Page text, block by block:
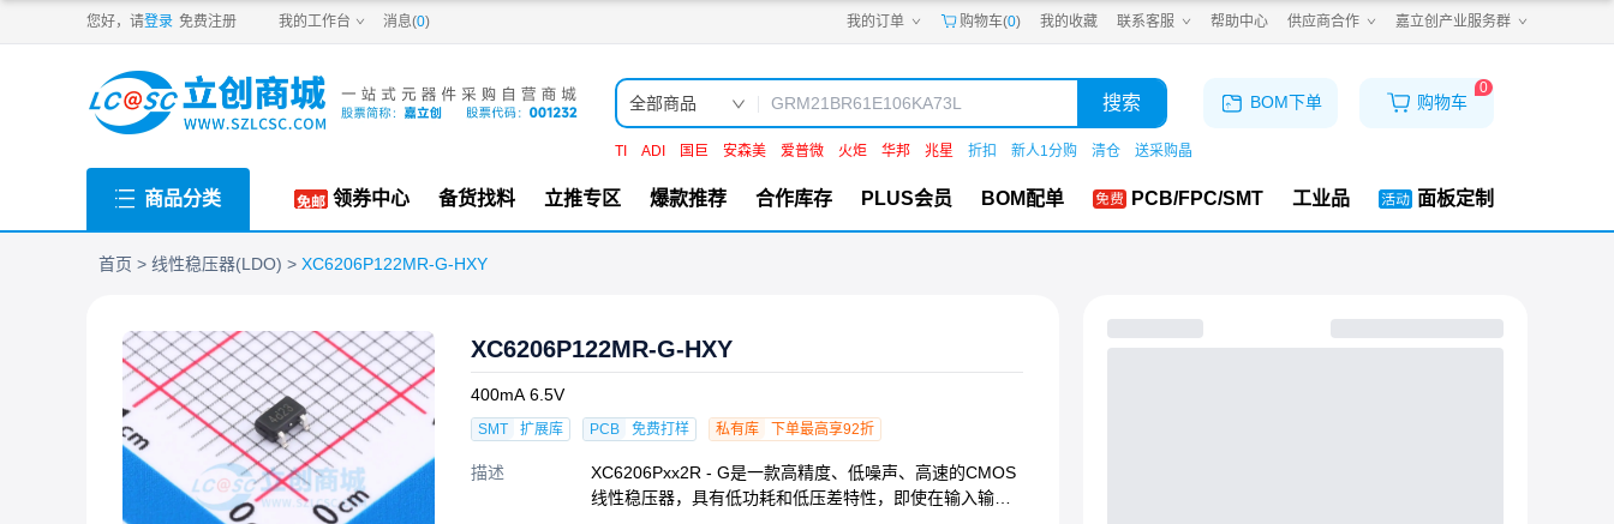
您好，请登录 免费注册 我的工作台 消息(0) 我的订单 购物车(0) 我的收藏 联系客服 帮助中心 供应商合作 嘉立创产业服务群
嘉立创PCB
嘉立创FA
机电工坊
全部商品 搜索
TI ADI 国巨 安森美 爱普微 火炬 华邦 兆星 折扣 新人1分购 清仓 送采购晶
BOM下单 购物车
0
商品分类 领券中心 备货找料 立推专区 爆款推荐 合作库存 PLUS会员 BOM配单 PCB/FPC/SMT 工业品 面板定制
首页 线性稳压器(LDO) XC6206P122MR-G-HXY
XC6206P122MR-G-HXY
400mA 6.5V
SMT 扩展库 PCB 免费打样 私有库 下单最高享92折
描述
XC6206Pxx2R - G是一款高精度、低噪声、高速的CMOS
线性稳压器，具有低功耗和低压差特性，即使在输入输出